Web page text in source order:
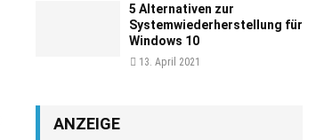
5 Alternativen zur
Systemwiederherstellung für
Windows 10
13. April 2021
ANZEIGE